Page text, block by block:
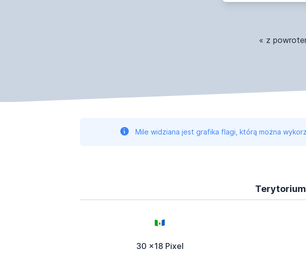
« z
Mile widziana jest grafika flagi, którą można
30 x18 Pixel